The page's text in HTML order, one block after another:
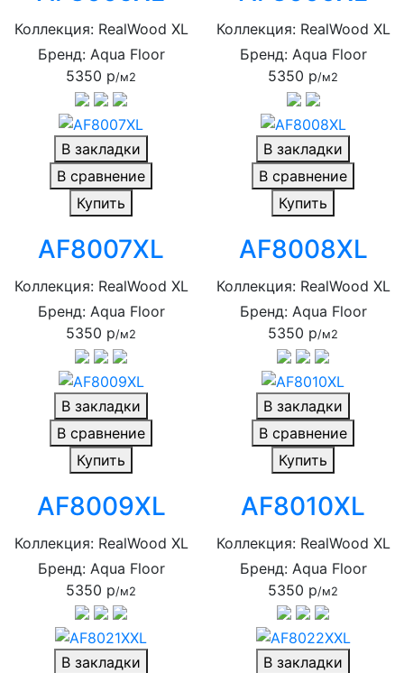
Коллекция: RealWood XL
Бренд: Aqua Floor
5350 р/м2
Коллекция: RealWood XL
Бренд: Aqua Floor
5350 р/м2
В закладки
В сравнение
Купить
AF8007XL
Коллекция: RealWood XL
Бренд: Aqua Floor
5350 р/м2
В закладки
В сравнение
Купить
AF8008XL
Коллекция: RealWood XL
Бренд: Aqua Floor
5350 р/м2
В закладки
В сравнение
Купить
AF8009XL
Коллекция: RealWood XL
Бренд: Aqua Floor
5350 р/м2
В закладки
В сравнение
Купить
AF8010XL
Коллекция: RealWood XL
Бренд: Aqua Floor
5350 р/м2
В закладки
В закладки